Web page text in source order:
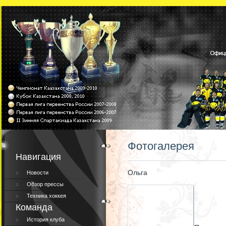
Навигация
Новости
Обзор прессы
Техника хоккея
Команда
История клуба
Фотогалерея
Ольга